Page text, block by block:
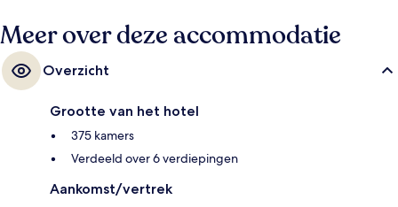
spreken over het behulpzame personeel en de ligging aan het strand.
Het openbaar vervoer vind je vlakbij: het is maar 11 lopen naar Station Al
Qassar.
Meer over deze accommodatie
Overzicht
Grootte van het hotel
375 kamers
Verdeeld over 6 verdiepingen
Aankomst/vertrek